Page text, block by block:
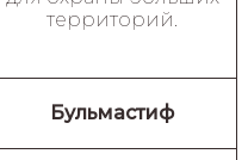
территорий.
Бульмастиф